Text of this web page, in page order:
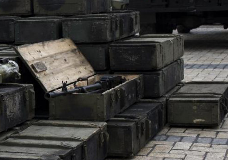
Milano, sviluppo economico.
Assegnati a Sogemi quattro
mercati comunali coperti